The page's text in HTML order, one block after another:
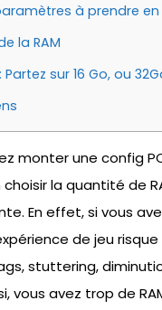
à prendre
la RAM
sur 16 Go, ou
monter une config
la quantité de
En effet, si vous
de jeu risque
stuttering,
vous avez trop de